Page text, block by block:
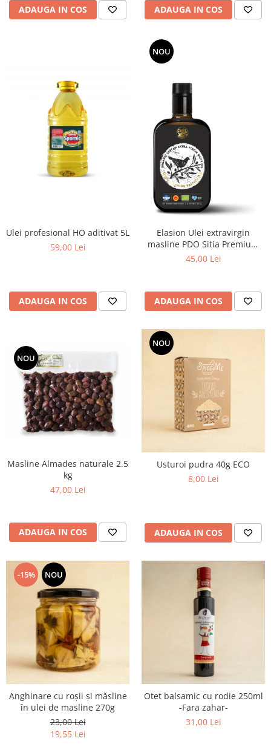
ADAUGA IN COS ADAUGA IN COS
Ulei profesional HO aditivat 5L
59,00 Lei
ADAUGA IN COS
NOU
Elasion Ulei extravirgin
masline PDO Sitia Premium
500ml ECO
45,00 Lei
ADAUGA IN COS
NOU
Masline Almades naturale 2.5
kg
47,00 Lei
ADAUGA IN COS
NOU
Usturoi pudra 40g ECO
8,00 Lei
ADAUGA IN COS
-15% NOU
Anghinare cu roșii și măsline
în ulei de masline 270g
23,00 Lei
19,55 Lei
Otet balsamic cu rodie 250ml
-Fara zahar-
31,00 Lei